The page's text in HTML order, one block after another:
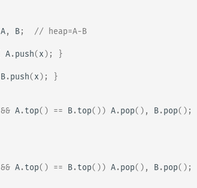
A, B; // heap=A-B
A.push(x); }
B.push(x); }
&& A.top() == B.top()) A.pop(), B.pop();
&& A.top() == B.top()) A.pop(), B.pop();